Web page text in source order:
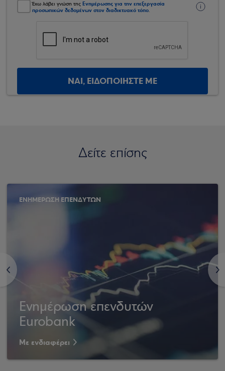
Έχω λάβει γνώση της Ενημέρωσης για την επεξεργασία
προσωπικών δεδομένων στον διαδικτυακό τόπο.
ΝΑΙ, ΕΙΔΟΠΟΙΗΣΤΕ ΜΕ
Δείτε επίσης
<
ΕΝΗΜΕΡΩΣΗ ΕΠΕΝΔΥΤΩΝ
Ενημέρωση επενδυτών
Eurobank
Με ενδιαφέρει
>